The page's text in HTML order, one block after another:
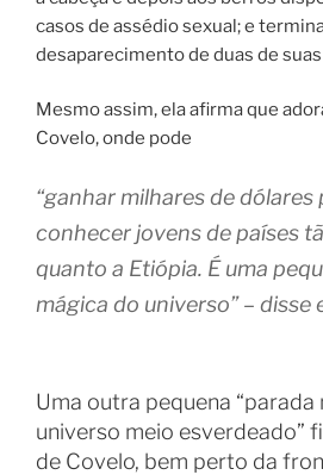
casos de assédio sexual; e
desaparecimento de duas de
Mesmo assim, ela afirma que
Covelo, onde pode
“ganhar milhares de
conhecer jovens de países
quanto a Etiópia. É uma
mágica do universo” – disse
Uma outra pequena
universo meio esverdeado”
de Covelo, bem perto da